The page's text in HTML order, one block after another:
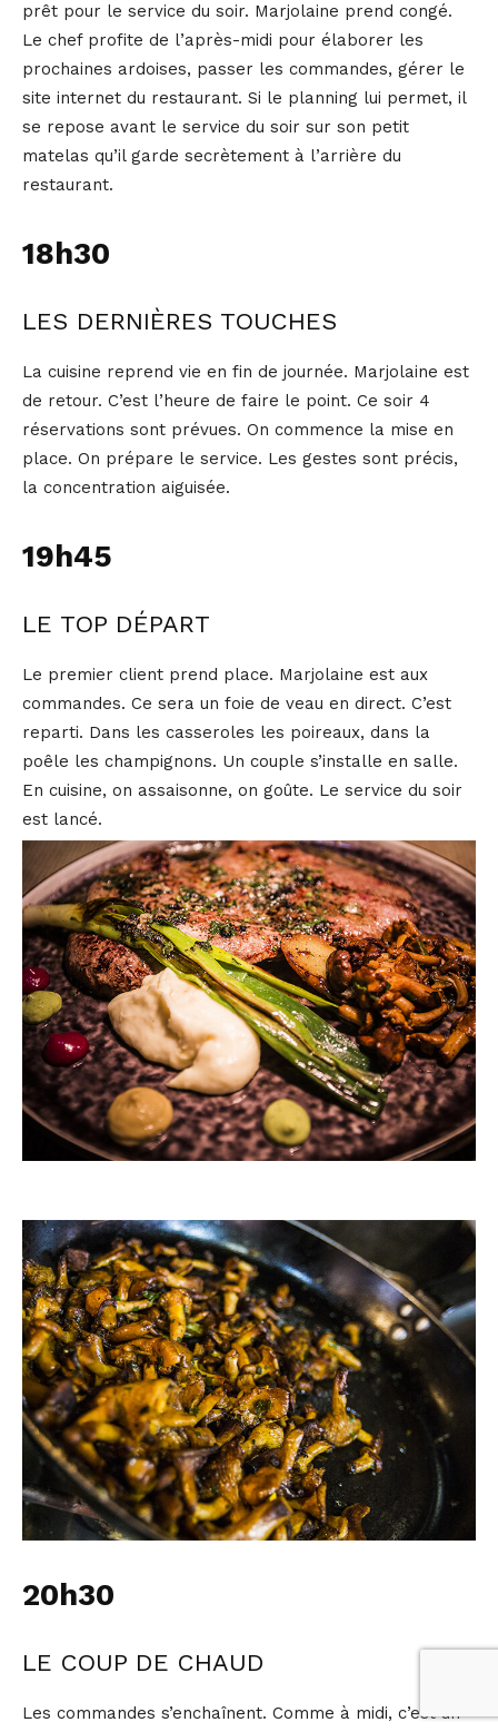
prêt pour le service du soir. Marjolaine prend congé.
Le chef profite de l’après-midi pour élaborer les
prochaines ardoises, passer les commandes, gérer le
site internet du restaurant. Si le planning lui permet, il
se repose avant le service du soir sur son petit
matelas qu’il garde secrètement à l’arrière du
restaurant.
18h30
LES DERNIÈRES TOUCHES
La cuisine reprend vie en fin de journée. Marjolaine est
de retour. C’est l’heure de faire le point. Ce soir 4
réservations sont prévues. On commence la mise en
place. On prépare le service. Les gestes sont précis,
la concentration aiguisée.
19h45
LE TOP DÉPART
Le premier client prend place. Marjolaine est aux
commandes. Ce sera un foie de veau en direct. C’est
reparti. Dans les casseroles les poireaux, dans la
poêle les champignons. Un couple s’installe en salle.
En cuisine, on assaisonne, on goûte. Le service du soir
est lancé.
20h30
LE COUP DE CHAUD
Les commandes s’enchaînent. Comme à midi, c’est un